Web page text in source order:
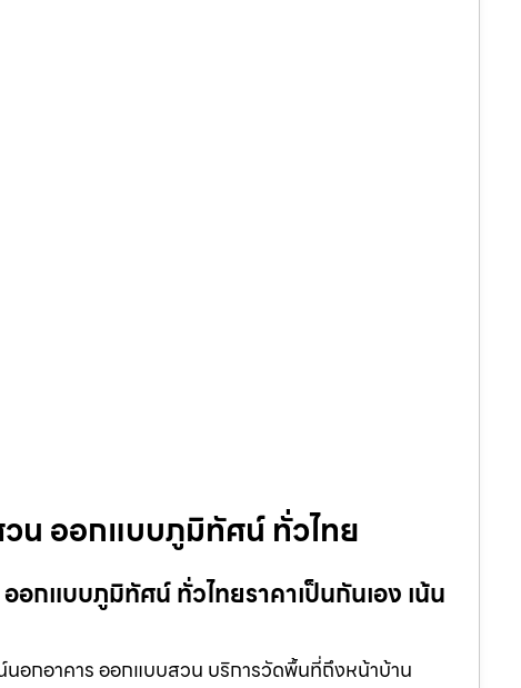
น ออกแบบภูมิทัศน์ ทั่วไทย
กแบบภูมิทัศน์ ทั่วไทยราคาเป็นกันเอง เน้น
กอาคาร ออกแบบสวน บริการวัดพื้นที่ถึงหน้าบ้าน